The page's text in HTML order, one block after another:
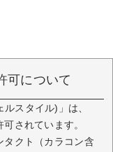
可について
スタイル)」は、
されています。
タクト（カラコン含